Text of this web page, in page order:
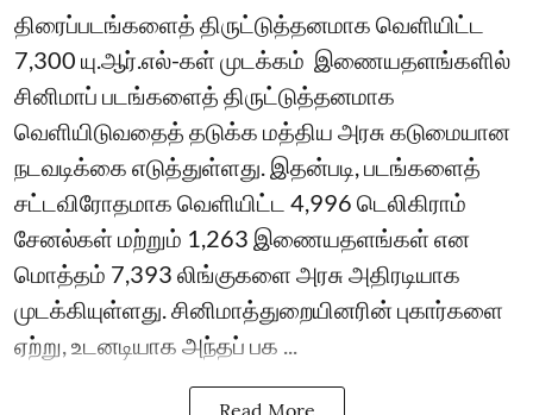
திரைப்படங்களைத் திருட்டுத்தனமாக வெளியிட்ட
7,300 யு.ஆர்.எல்-கள் முடக்கம் ​ இணையதளங்களில்
சினிமாப் படங்களைத் திருட்டுத்தனமாக
வெளியிடுவதைத் தடுக்க மத்திய அரசு கடுமையான
நடவடிக்கை எடுத்துள்ளது. இதன்படி, படங்களைத்
சட்டவிரோதமாக வெளியிட்ட 4,996 டெலிகிராம்
சேனல்கள் மற்றும் 1,263 இணையதளங்கள் என
மொத்தம் 7,393 லிங்குகளை அரசு அதிரடியாக
முடக்கியுள்ளது. சினிமாத்துறையினரின் புகார்களை
ஏற்று, உடனடியாக அந்தப் பக ...
Read More